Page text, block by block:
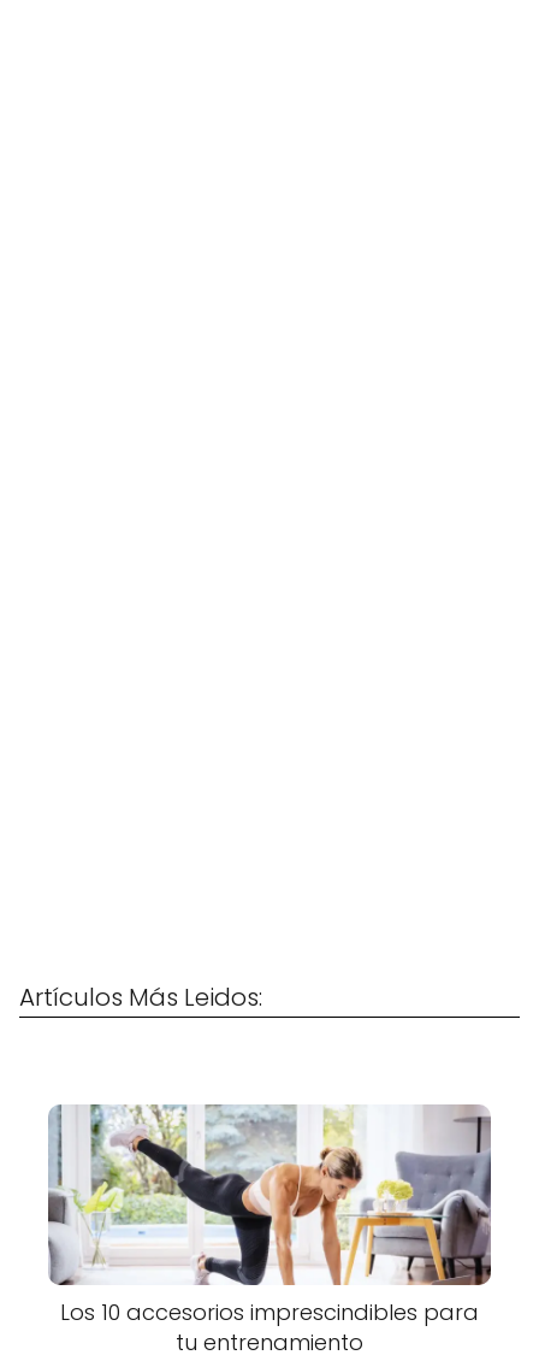
Artículos Más Leidos:
Los 10 accesorios imprescindibles para
tu entrenamiento